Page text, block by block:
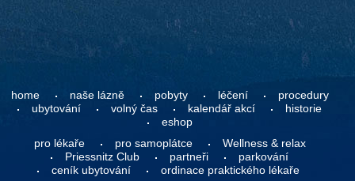
home naše lázně pobyty léčení
procedury
ubytování
volný čas kalendář akcí
historie
eshop
pro lékaře
pro samoplátce
Wellness & relax
Priessnitz Club
partneři
parkování
ceník ubytování
ordinace praktického lékaře